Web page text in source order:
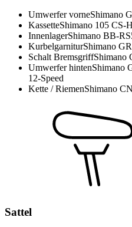
Umwerfer vorneShimano
KassetteShimano 105 CS-
InnenlagerShimano BB-
KurbelgarniturShimano
Schalt BremsgriffShimano
Umwerfer hintenShimano
12-Speed
Kette / RiemenShimano
Sattel